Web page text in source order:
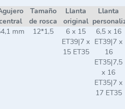
Tamaño
de rosca
Llanta
original
Llanta
mm 12*1,5
6 x 15
ET39|7 x
15 ET35
6,5 x 16
ET39|7 x
16
ET35|7,5
x 16
ET35|7 x
17 ET35